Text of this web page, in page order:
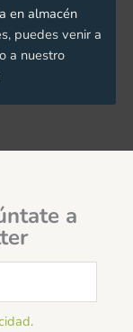
en almacén
puedes venir a
a nuestro
a
.